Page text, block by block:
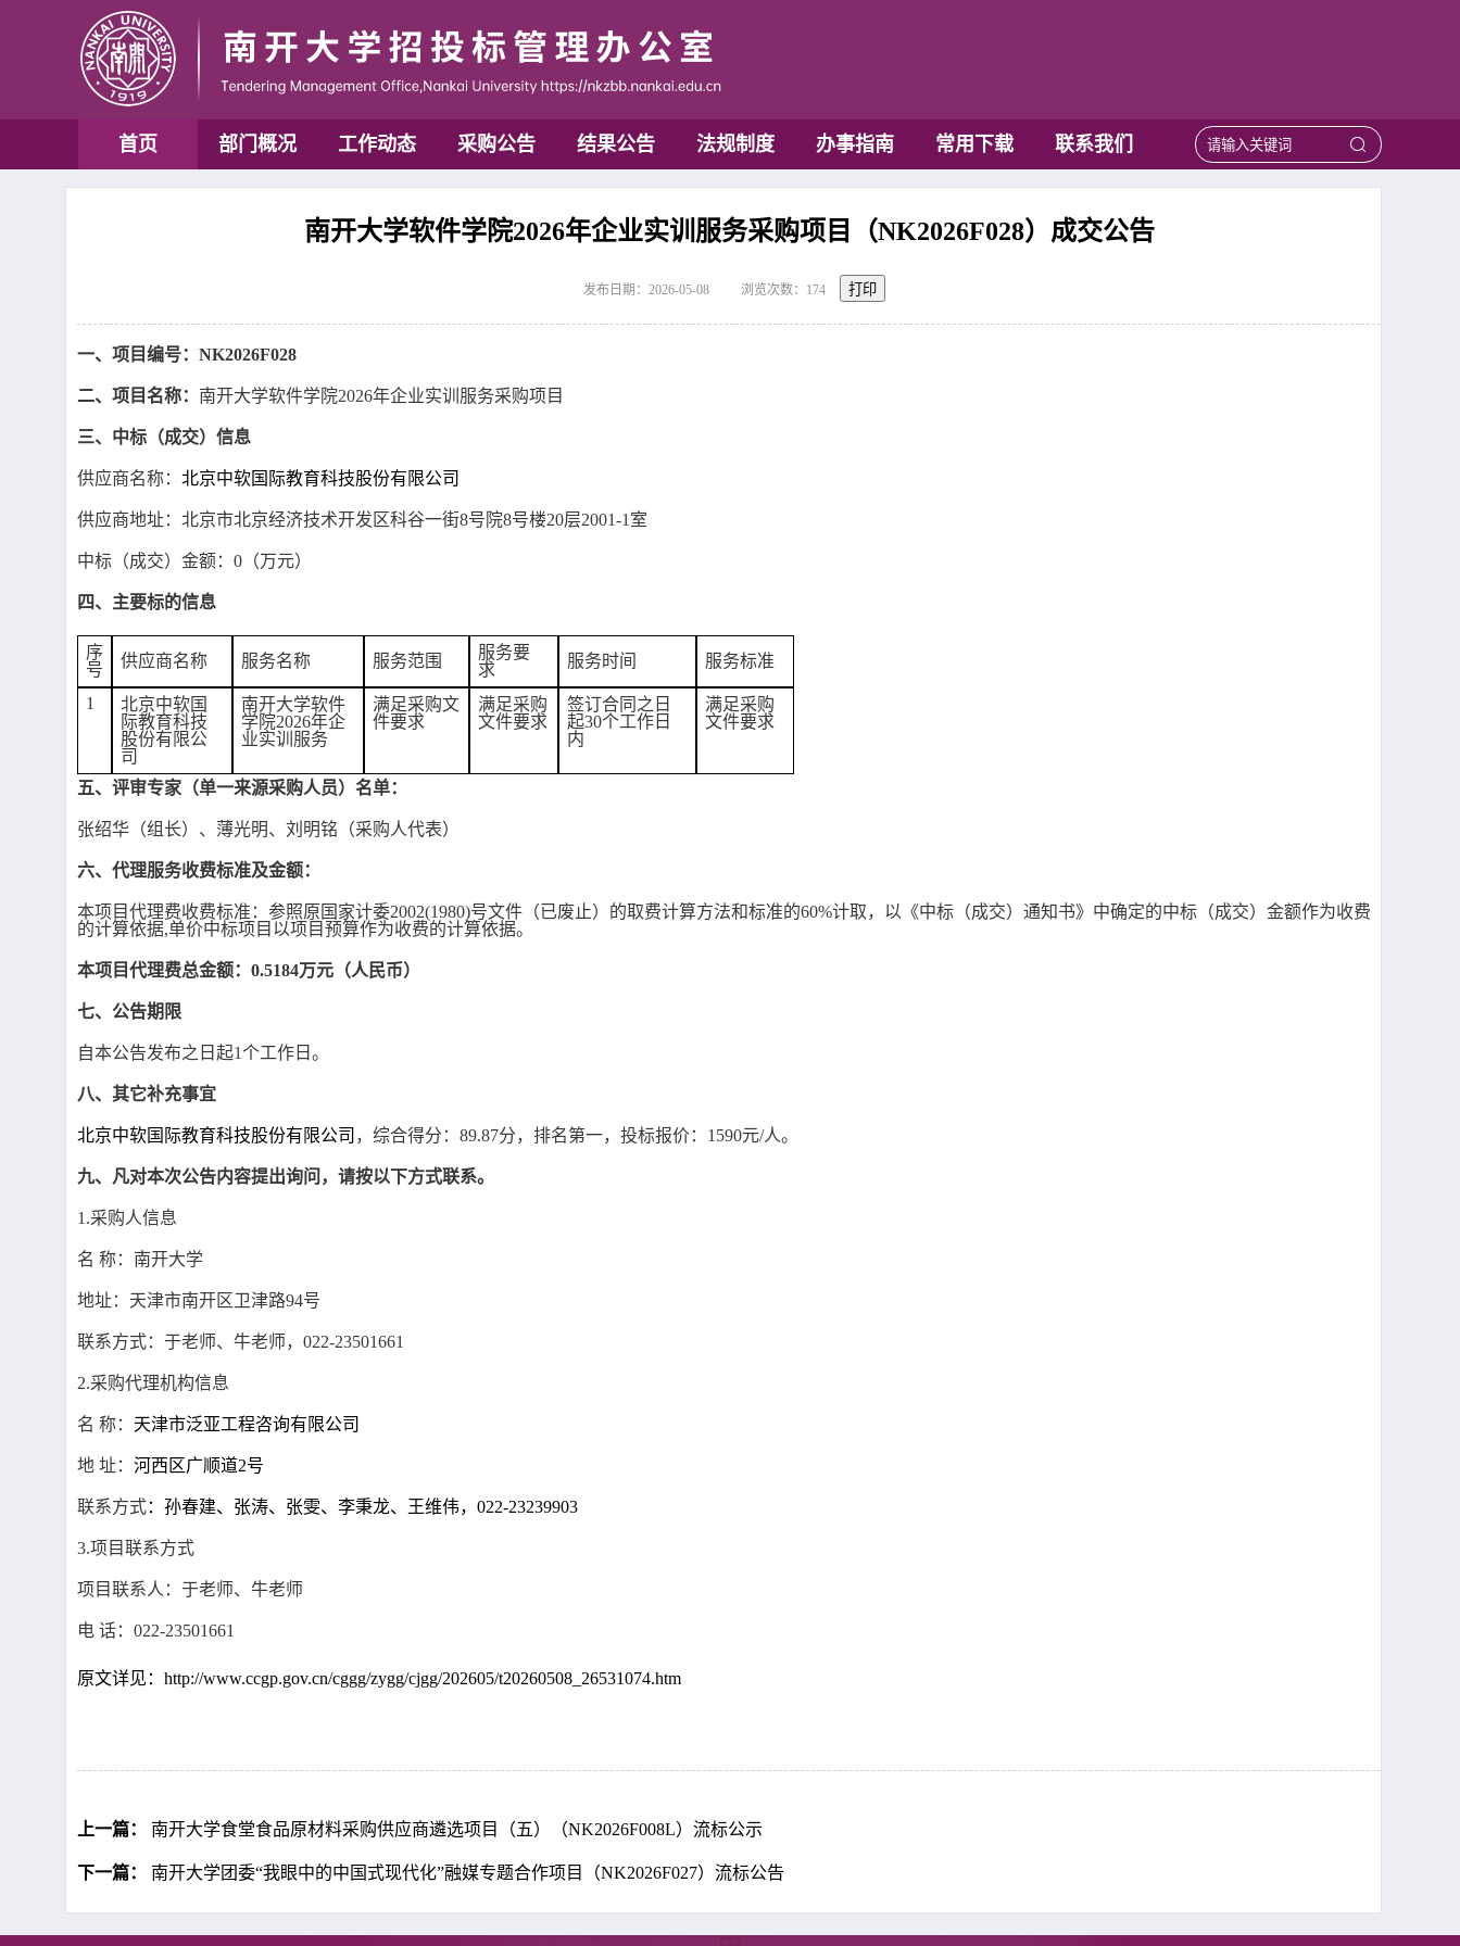
首页 部门概况 工作动态 采购公告 结果公告 法规制度 办事指南 常用下载 联系我们
南开大学软件学院2026年企业实训服务采购项目（NK2026F028）成交公告
发布日期：2026-05-08 浏览次数： 174 打印
一、项目编号： NK2026F028
二、项目名称： 南开大学软件学院2026年企业实训服务采购项目
三、中标（成交）信息
供应商名称： 北京中软国际教育科技股份有限公司
供应商地址：北京市北京经济技术开发区科谷一街8号院8号楼20层2001-1室
中标（成交）金额： 0（万元）
四、主要标的信息
序
号
供应商名称 服务名称 服务范围
服务要
求
服务时间 服务标准
1
北京中软国
际教育科技
股份有限公
司
南开大学软件
学院2026年企
业实训服务
满足采购文
件要求
满足采购
文件要求
签订合同之日
起30个工作日
内
满足采购
文件要求
五、评审专家（单一来源采购人员）名单：
张绍华（组长）、薄光明、刘明铭（采购人代表）
六、代理服务收费标准及金额：
本项目代理费收费标准： 参照原国家计委2002(1980)号文件（已废止）的取费计算方法和标准的60%计取，以《中标（成交）通知书》中确定的中标（成交）金额作为收费
的计算依据,单价中标项目以项目预算作为收费的计算依据。
本项目代理费总金额： 0.5184万元（人民币）
七、公告期限
自本公告发布之日起1个工作日。
八、其它补充事宜
北京中软国际教育科技股份有限公司 ，综合得分： 89.87分，排名第一， 投标报价： 1590元/人。
九、凡对本次公告内容提出询问，请按以下方式联系。
1.采购人信息
名 称：南开大学
地址：天津市南开区卫津路94号
联系方式： 于老师、牛老师， 022-23501661
2.采购代理机构信息
名 称： 天津市泛亚工程咨询有限公司
地 址： 河西区广顺道2号
联系方式： 孙春建、张涛、张雯、李秉龙、王维伟， 022-23239903
3.项目联系方式
项目联系人： 于老师、牛老师
电 话： 022-23501661
原文详见： http://www.ccgp.gov.cn/cggg/zygg/cjgg/202605/t20260508_26531074.htm
上一篇： 南开大学食堂食品原材料采购供应商遴选项目（五）（NK2026F008L）流标公示
下一篇： 南开大学团委“我眼中的中国式现代化”融媒专题合作项目（NK2026F027）流标公告